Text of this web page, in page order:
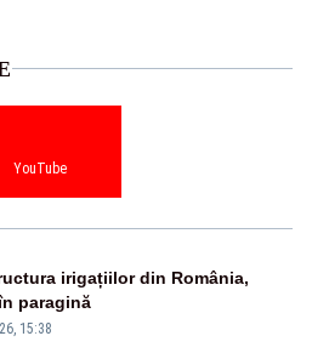
YouTube
irigațiilor din România,
paragină
15:38